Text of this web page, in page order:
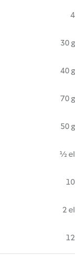
4
30 g
40 g
70 g
50 g
½ el
10
2 el
12